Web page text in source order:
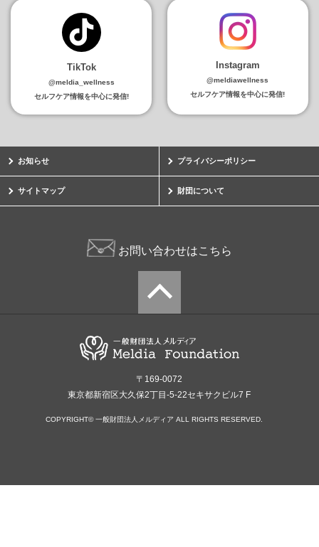
TikTok
@meldia_wellness
セルフケア情報を中心に発信!
Instagram
@meldiawellness
セルフケア情報を中心に発信!
お知らせ プライバシーポリシー
サイトマップ 財団について
お問い合わせはこちら
〒169-0072
東京都新宿区大久保2丁目-5-22セキサクビル7 F
COPYRIGHT© 一般財団法人メルディア ALL RIGHTS RESERVED.